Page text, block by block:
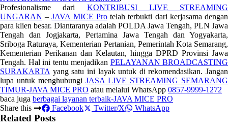
Profesionalisme dari KONTRIBUSI LIVE STREAMING
UNGARAN –JAVA MICE Protelah terbukti dari kerjasama dengan
para klien besar. Diantaranya adalah POLDA Jawa Tengah, PLN Jawa
Tengah dan Jogjakarta, Pertamina Jawa Tengah dan Yogyakarta,
Sriboga Raturaya, Kementerian Pertanian, Pemerintah Kota Semarang,
Kementerian Perikanan dan Kelautan, hingga DPRD Provinsi Jawa
Tengah. Hal ini tentu menjadikan PELAYANAN BROADCASTING
SURAKARTA yang satu ini layak untuk di rekomendasikan. Jangan
lupa untuk menghubungi JASA LIVE STREAMING SEMARANG
TIMUR-JAVA MICE PRO atau melalui WhatsApp 0857-9999-1272
baca juga berbagai layanan terbaik-JAVA MICE PRO
Share this
Facebook Twitter/X WhatsApp
Related Posts